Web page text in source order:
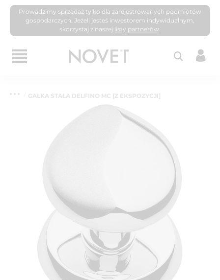
Prowadzimy sprzedaż tylko dla zarejestrowanych podmiotów
gospodarczych. Jeżeli jesteś inwestorem indywidualnym,
skorzystaj z naszej listy partnerów.
GAŁKA STAŁA DELFINO MC [Z EKSPOZYCJI]